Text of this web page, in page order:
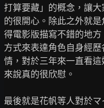
打算要藏」的概念，讓大
的很開心。除此之外就
得電影版描寫不錯的地方
方式來表達角色自身經
情，對於三年來一直看這
來說真的很欣慰。
最後就是花帆等人對於